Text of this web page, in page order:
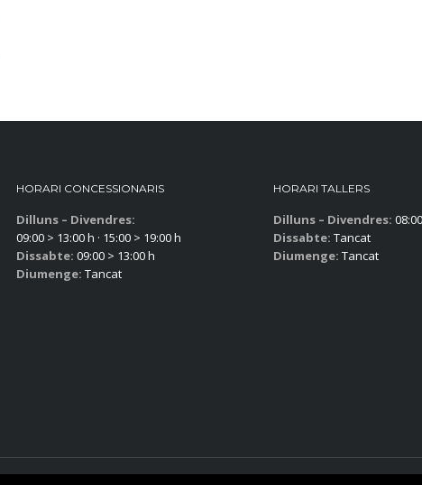
HORARI CONCESSIONARIS
Dilluns – Divendres:
09:00 > 13:00 h · 15:00 > 19:00 h
Dissabte: 09:00 > 13:00 h
Diumenge: Tancat
HORARI TALLERS
Dilluns – Divendres:
Dissabte: Tancat
Diumenge: Tancat